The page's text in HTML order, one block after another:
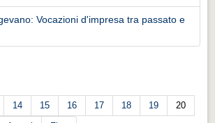
Vocazioni d'impresa tra passato e
14 15 16 17 18 19
20